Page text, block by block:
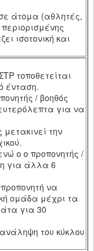
άτομα (αθλητές,
ισοτονική και
τοποθετείται
ένταση.
/ βοηθός
για να
την
ο ο προπονητής /
για άλλα 6
να
ομάδα μέχρι τα
για 30
του κύκλου